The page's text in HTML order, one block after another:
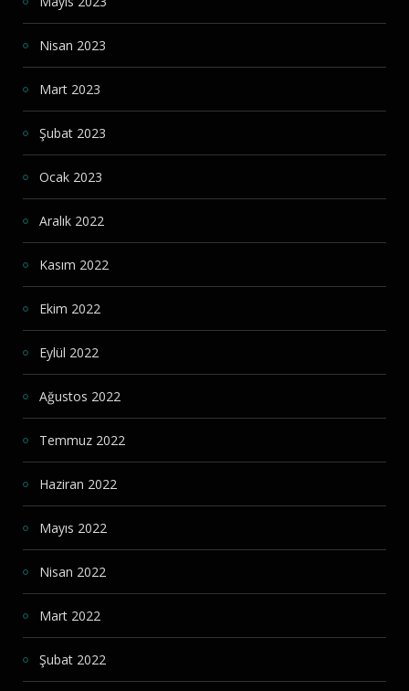
Nisan 2023
Mart 2023
Şubat 2023
Ocak 2023
Aralık 2022
Kasım 2022
Ekim 2022
Eylül 2022
Ağustos 2022
Temmuz 2022
Haziran 2022
Mayıs 2022
Nisan 2022
Mart 2022
Şubat 2022